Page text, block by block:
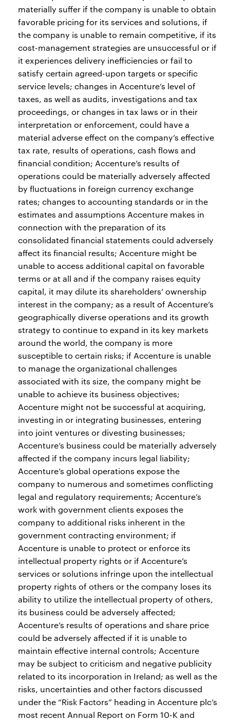
materially suffer if the company is unable to obtain
favorable pricing for its services and solutions, if
the company is unable to remain competitive, if its
cost-management strategies are unsuccessful or if
it experiences delivery inefficiencies or fail to
satisfy certain agreed-upon targets or specific
service levels; changes in Accenture’s level of
taxes, as well as audits, investigations and tax
proceedings, or changes in tax laws or in their
interpretation or enforcement, could have a
material adverse effect on the company’s effective
tax rate, results of operations, cash flows and
financial condition; Accenture’s results of
operations could be materially adversely affected
by fluctuations in foreign currency exchange
rates; changes to accounting standards or in the
estimates and assumptions Accenture makes in
connection with the preparation of its
consolidated financial statements could adversely
affect its financial results; Accenture might be
unable to access additional capital on favorable
terms or at all and if the company raises equity
capital, it may dilute its shareholders’ ownership
interest in the company; as a result of Accenture’s
geographically diverse operations and its growth
strategy to continue to expand in its key markets
around the world, the company is more
susceptible to certain risks; if Accenture is unable
to manage the organizational challenges
associated with its size, the company might be
unable to achieve its business objectives;
Accenture might not be successful at acquiring,
investing in or integrating businesses, entering
into joint ventures or divesting businesses;
Accenture’s business could be materially adversely
affected if the company incurs legal liability;
Accenture’s global operations expose the
company to numerous and sometimes conflicting
legal and regulatory requirements; Accenture’s
work with government clients exposes the
company to additional risks inherent in the
government contracting environment; if
Accenture is unable to protect or enforce its
intellectual property rights or if Accenture’s
services or solutions infringe upon the intellectual
property rights of others or the company loses its
ability to utilize the intellectual property of others,
its business could be adversely affected;
Accenture’s results of operations and share price
could be adversely affected if it is unable to
maintain effective internal controls; Accenture
may be subject to criticism and negative publicity
related to its incorporation in Ireland; as well as the
risks, uncertainties and other factors discussed
under the “Risk Factors” heading in Accenture plc’s
most recent Annual Report on Form 10-K and